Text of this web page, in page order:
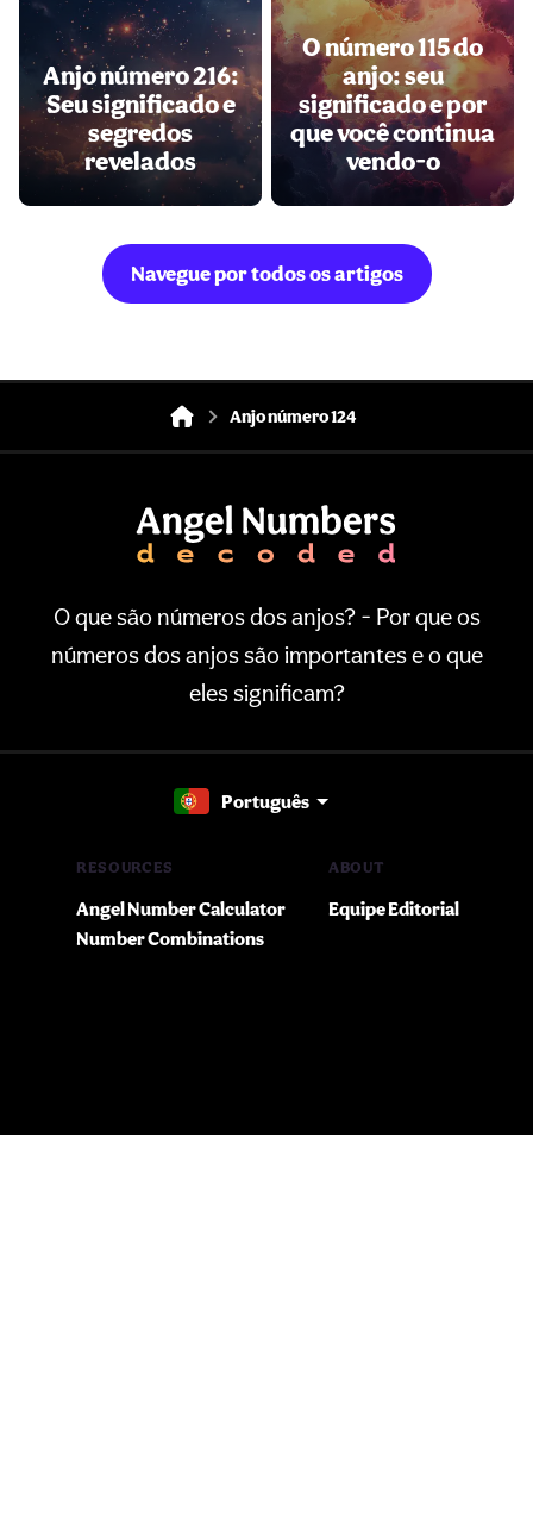
Anjo número 216:
Seu significado e
segredos
revelados
O número 115 do
anjo: seu
significado e por
que você continua
vendo-o
Navegue por todos os artigos
Anjo número 124
O que são números dos anjos? - Por que os
números dos anjos são importantes e o que
eles significam?
Português
RESOURCES
Angel Number Calculator
Number Combinations
ABOUT
Equipe Editorial